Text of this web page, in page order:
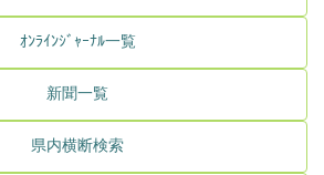
ｵﾝﾗｲﾝｼﾞｬｰﾅﾙ一覧
新聞一覧
県内横断検索